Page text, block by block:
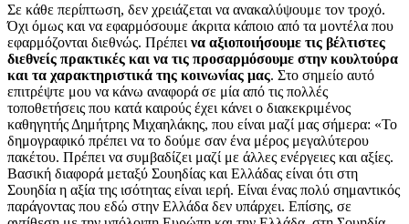
Σε κάθε περίπτωση, δεν χρειάζεται να ανακαλύψουμε τον τροχό.
Όχι όμως και να εφαρμόσουμε άκριτα κάποιο από τα μοντέλα που
εφαρμόζονται διεθνώς. Πρέπει να αξιοποιήσουμε τις βέλτιστες
διεθνείς πρακτικές και να τις προσαρμόσουμε στην κουλτούρα
και τα χαρακτηριστικά της κοινωνίας μας. Στο σημείο αυτό
επιτρέψτε μου να κάνω αναφορά σε μία από τις πολλές
τοποθετήσεις που κατά καιρούς έχει κάνει ο διακεκριμένος
καθηγητής Δημήτρης Μιχαηλάκης, που είναι μαζί μας σήμερα: «Το
δημογραφικό πρέπει να το δούμε σαν ένα μέρος μεγαλύτερου
πακέτου. Πρέπει να συμβαδίζει μαζί με άλλες ενέργειες και αξίες.
Βασική διαφορά μεταξύ Σουηδίας και Ελλάδας είναι ότι στη
Σουηδία η αξία της ισότητας είναι ιερή. Είναι ένας πολύ σημαντικός
παράγοντας που εδώ στην Ελλάδα δεν υπάρχει. Επίσης, σε